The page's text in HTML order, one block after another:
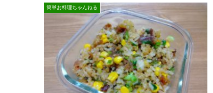
簡単お料理ちゃんねる